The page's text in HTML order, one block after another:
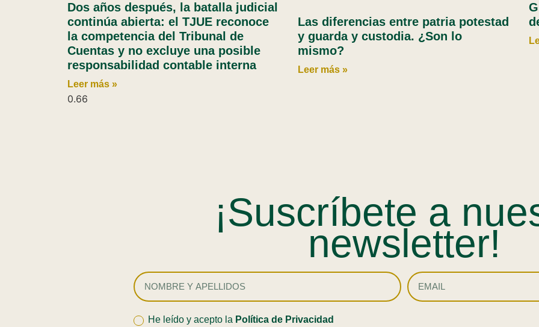
Dos años después, la batalla judicial
continúa abierta: el TJUE reconoce
la competencia del Tribunal de
Cuentas y no excluye una posible
responsabilidad contable interna
Leer más »
Las diferencias entre patria potestad
y guarda y custodia. ¿Son lo
mismo?
Leer más »
¡Suscríbete a
newsletter!
He leído y acepto la Política de Privacidad